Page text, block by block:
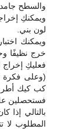
والسطح جامد
ويمكنكِ
لون بني.
ويمكنك
خرج نظيفًا
فعليكِ إخراج
(وعلى فكرة
كب كيك
فستحصلين
بالتالي
المطلوب لا